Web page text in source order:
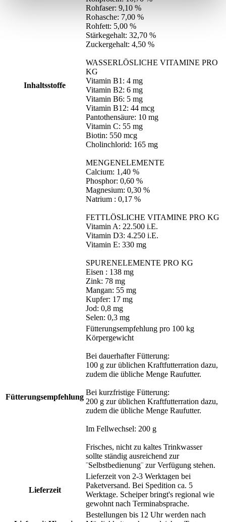
Inhaltsstoffe
Rohfaser: 9,10 %
Rohasche: 7,00 %
Rohfett: 5,00 %
Stärkegehalt: 32,70 %
Zuckergehalt: 4,50 %
WASSERLÖSLICHE VITAMINE PRO
KG
Vitamin B1: 4 mg
Vitamin B2: 6 mg
Vitamin B6: 5 mg
Vitamin B12: 44 mcg
Pantothensäure: 10 mg
Vitamin C: 55 mg
Biotin: 550 mcg
Cholinchlorid: 165 mg
MENGENELEMENTE
Calcium: 1,40 %
Phosphor: 0,60 %
Magnesium: 0,30 %
Natrium : 0,17 %
FETTLÖSLICHE VITAMINE PRO KG
Vitamin A: 22.500 i.E.
Vitamin D3: 4.250 i.E.
Vitamin E: 330 mg
SPURENELEMENTE PRO KG
Eisen : 138 mg
Zink: 78 mg
Mangan: 55 mg
Kupfer: 17 mg
Jod: 0,8 mg
Selen: 0,3 mg
Fütterungsempfehlung
Fütterungsempfehlung pro 100 kg
Körpergewicht
Bei dauerhafter Fütterung:
100 g zur üblichen Kraftfutterration dazu,
zudem die übliche Menge Raufutter.
Bei kurzfristige Fütterung:
200 g zur üblichen Kraftfutterration dazu,
zudem die übliche Menge Raufutter.
Im Fellwechsel: 200 g
Frisches, nicht zu kaltes Trinkwasser
sollte ständig ausreichend zur
¨Selbstbedienung¨ zur Verfügung stehen.
Lieferzeit
Lieferzeit von 2-3 Werktagen bei
Paketversand. Bei Spedition ca. 5
Werktage. Scheiper bringt's regional wie
gewohnt nach Terminabsprache.
Bestellungen bis 12 Uhr werden nach